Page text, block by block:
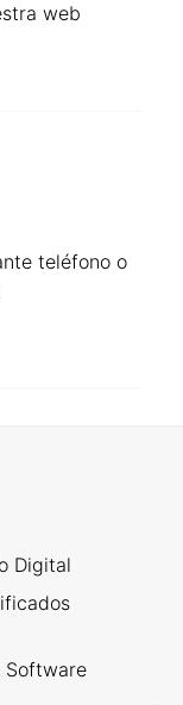
web
teléfono o
Digital
Software